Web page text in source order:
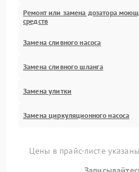
Ремонт или замена дозатора
средств
Замена сливного насоса
Замена сливного шланга
Замена улитки
Замена циркуляционного насоса
Цены в прайс-листе